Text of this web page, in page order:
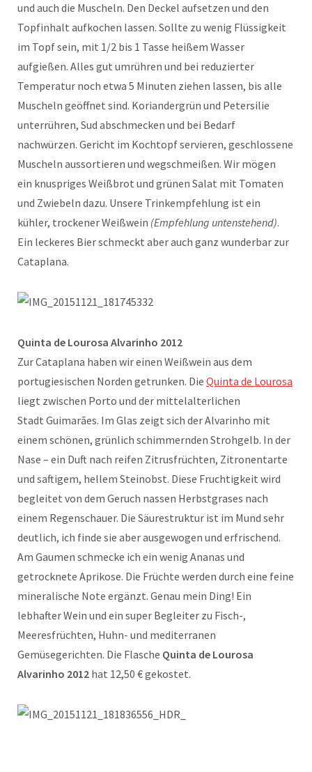
und auch die Muscheln. Den Deckel aufsetzen und den
Topfinhalt aufkochen lassen. Sollte zu wenig Flüssigkeit
im Topf sein, mit 1/2 bis 1 Tasse heißem Wasser
aufgießen. Alles gut umrühren und bei reduzierter
Temperatur noch etwa 5 Minuten ziehen lassen, bis alle
Muscheln geöffnet sind. Koriandergrün und Petersilie
unterrühren, Sud abschmecken und bei Bedarf
nachwürzen. Gericht im Kochtopf servieren, geschlossene
Muscheln aussortieren und wegschmeißen. Wir mögen
ein knuspriges Weißbrot und grünen Salat mit Tomaten
und Zwiebeln dazu. Unsere Trinkempfehlung ist ein
kühler, trockener Weißwein (Empfehlung untenstehend).
Ein leckeres Bier schmeckt aber auch ganz wunderbar zur
Cataplana.
Quinta de Lourosa Alvarinho 2012
Zur Cataplana haben wir einen Weißwein aus dem
portugiesischen Norden getrunken. Die Quinta de Lourosa
liegt zwischen Porto und der mittelalterlichen
Stadt Guimarães. Im Glas zeigt sich der Alvarinho mit
einem schönen, grünlich schimmernden Strohgelb. In der
Nase – ein Duft nach reifen Zitrusfrüchten, Zitronentarte
und saftigem, hellem Steinobst. Diese Fruchtigkeit wird
begleitet von dem Geruch nassen Herbstgrases nach
einem Regenschauer. Die Säurestruktur ist im Mund sehr
deutlich, ich finde sie aber ausgewogen und erfrischend.
Am Gaumen schmecke ich ein wenig Ananas und
getrocknete Aprikose. Die Früchte werden durch eine feine
mineralische Note ergänzt. Genau mein Ding! Ein
lebhafter Wein und ein super Begleiter zu Fisch-,
Meeresfrüchten, Huhn- und mediterranen
Gemüsegerichten. Die Flasche Quinta de Lourosa
Alvarinho 2012 hat 12,50 € gekostet.